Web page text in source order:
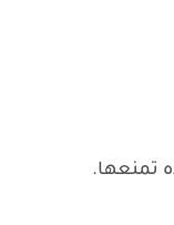
تمنعها.